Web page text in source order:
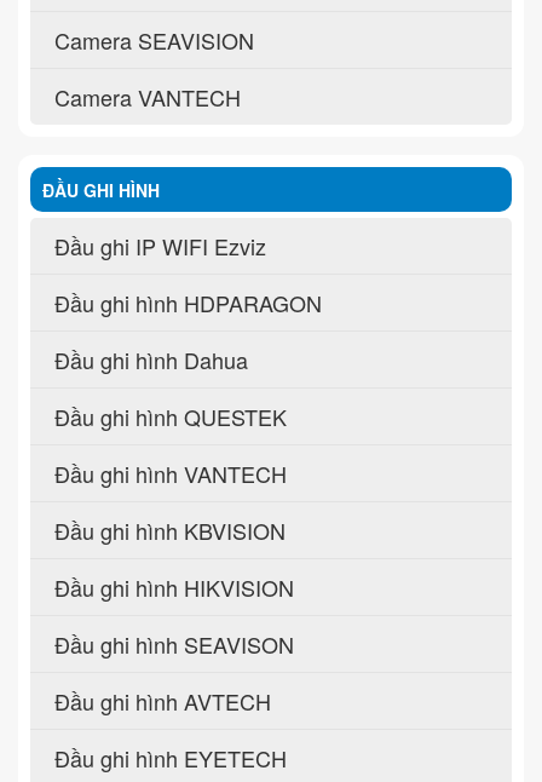
Camera SEAVISION
Camera VANTECH
ĐẦU GHI HÌNH
Đầu ghi IP WIFI Ezviz
Đầu ghi hình HDPARAGON
Đầu ghi hình Dahua
Đầu ghi hình QUESTEK
Đầu ghi hình VANTECH
Đầu ghi hình KBVISION
Đầu ghi hình HIKVISION
Đầu ghi hình SEAVISON
Đầu ghi hình AVTECH
Đầu ghi hình EYETECH